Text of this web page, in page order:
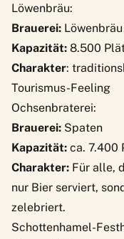
Löwenbräu:
Brauerei: Löwenbräu
Kapazität: 8.500
Charakter:
Tourismus-Feeling
Ochsenbraterei:
Brauerei: Spaten
Kapazität: ca. 7.400
Charakter: Für alle,
nur Bier serviert,
zelebriert.
Schottenhamel-